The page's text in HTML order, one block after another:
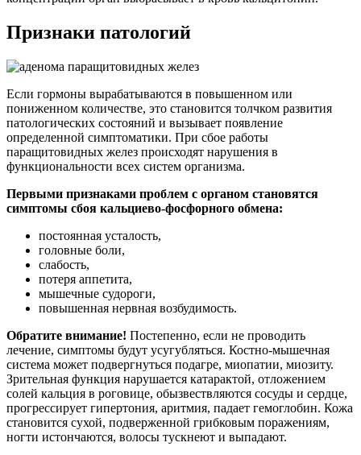
Признаки патологий
Если гормоны вырабатываются в повышенном или
пониженном количестве, это становится толчком развития
патологических состояний и вызывает появление
определенной симптоматики. При сбое работы
паращитовидных желез происходят нарушения в
функциональности всех систем организма.
Первыми признаками проблем с органом становятся
симптомы сбоя кальциево-фосфорного обмена:
постоянная усталость,
головные боли,
слабость,
потеря аппетита,
мышечные судороги,
повышенная нервная возбудимость.
Обратите внимание! Постепенно, если не проводить
лечение, симптомы будут усугубляться. Костно-мышечная
система может подвергнуться подагре, миопатии, миозиту.
Зрительная функция нарушается катарактой, отложением
солей кальция в роговице, обызвествляются сосуды и сердце,
прогрессирует гипертония, аритмия, падает гемоглобин. Кожа
становится сухой, подверженной грибковым поражениям,
ногти истончаются, волосы тускнеют и выпадают.